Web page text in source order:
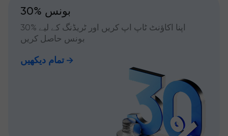
30% بونس
اپنا اکاؤنٹ ٹاپ اپ کریں اور ٹریڈنگ کے لیے %30
بونس حاصل کریں
تمام دیکھیں